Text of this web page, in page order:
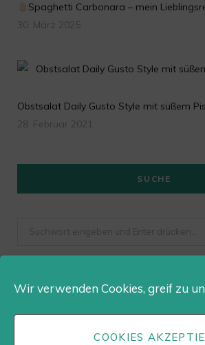
Wir verwenden Cookies, greif zu
COOKIES
Spaghetti Carbonara – mein
30. März 2025
Obstsalat Daily Gusto Style mit süßem
28. Februar 2021
SUCHE
Dailygusto auf